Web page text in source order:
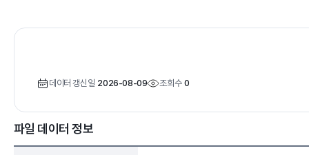
데이터 갱신일 2026-08-09 조회수 0
파일 데이터 정보